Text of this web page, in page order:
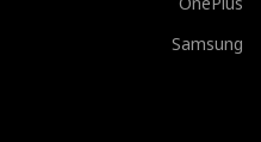
Samsung